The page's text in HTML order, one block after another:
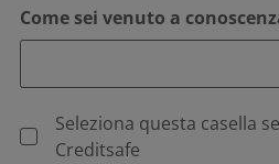
Come sei venuto a
Seleziona questa casella
Creditsafe